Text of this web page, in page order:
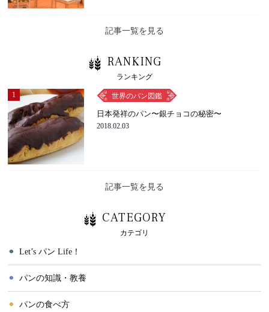
記事一覧を見る
RANKING
ランキング
1 世界のパン図鑑
日本発祥のパン〜銀チョコの秘密〜
2018.02.03
記事一覧を見る
CATEGORY
カテゴリ
⚫︎ Let’s パン Life！
⚫︎ パンの知識・教養
⚫︎ パンの食べ方